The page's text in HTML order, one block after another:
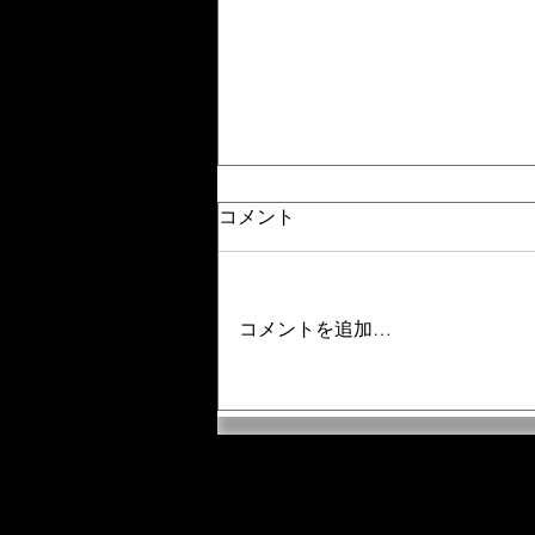
ク。オーバーレイの「月額
コメント
コメントを追加…